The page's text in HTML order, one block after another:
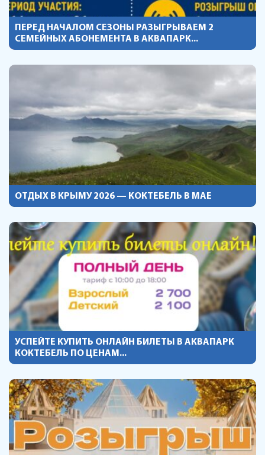
ПЕРЕД НАЧАЛОМ СЕЗОНЫ РАЗЫГРЫВАЕМ 2
СЕМЕЙНЫХ АБОНЕМЕНТА В АКВАПАРК...
ОТДЫХ В КРЫМУ 2026 — КОКТЕБЕЛЬ В МАЕ
УСПЕЙТЕ КУПИТЬ ОНЛАЙН БИЛЕТЫ В АКВАПАРК
КОКТЕБЕЛЬ ПО ЦЕНАМ...